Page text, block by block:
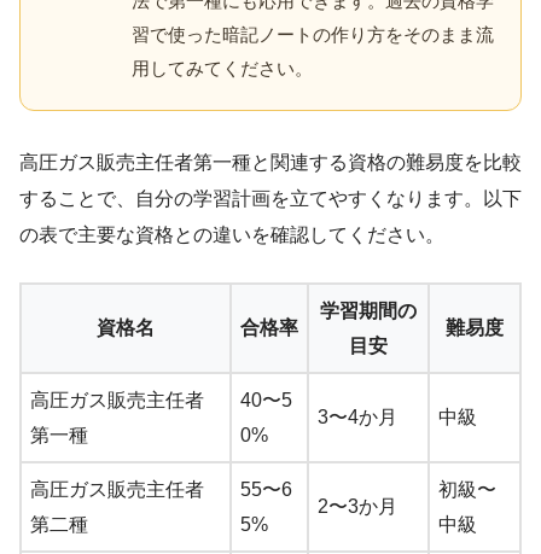
習で使った暗記ノートの作り方をそのまま流
用してみてください。
高圧ガス販売主任者第一種と関連する資格の難易度を比較
することで、自分の学習計画を立てやすくなります。以下
の表で主要な資格との違いを確認してください。
資格名 合格率
学習期間の
目安
難易度
高圧ガス販売主任者
第一種
40〜5
0%
3〜4か月 中級
高圧ガス販売主任者
第二種
55〜6
5%
2〜3か月
初級〜
中級